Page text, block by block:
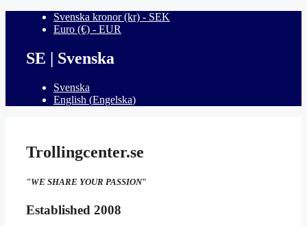
Svenska kronor (kr) - SEK
Euro (€) - EUR
SE | Svenska
Svenska
English (Engelska)
Trollingcenter.se
"WE SHARE YOUR PASSION"
Established 2008